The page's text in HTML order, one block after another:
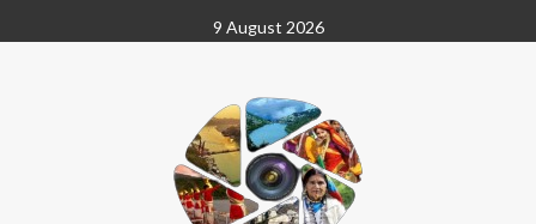
to
9 August 2026